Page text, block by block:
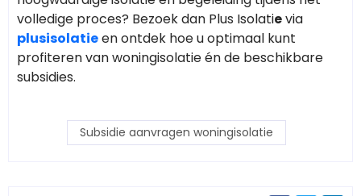
volledige proces? Bezoek dan Plus Isolatievia
plusisolatieen ontdek hoe u optimaal kunt
profiteren van woningisolatie én de beschikbare
subsidies.
Subsidie aanvragen woningisolatie